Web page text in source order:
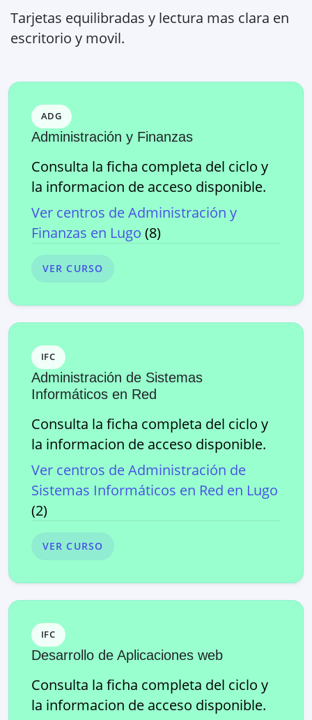
Tarjetas equilibradas y lectura mas clara en
escritorio y movil.
ADG
Administración y Finanzas
Consulta la ficha completa del ciclo y
la informacion de acceso disponible.
Ver centros deAdministración y
Finanzas en Lugo (8)
VER CURSO
IFC
Administración de Sistemas
Informáticos en Red
Consulta la ficha completa del ciclo y
la informacion de acceso disponible.
Ver centros deAdministración de
Sistemas Informáticos en Red en Lugo
(2)
VER CURSO
IFC
Desarrollo de Aplicaciones web
Consulta la ficha completa del ciclo y
la informacion de acceso disponible.